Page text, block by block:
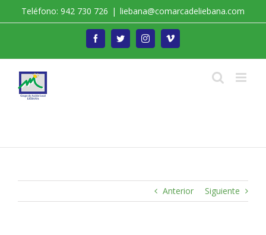
Teléfono: 942 730 726 | liebana@comarcadeliebana.com
FacebookTwitterInstagramVimeo
Anterior Siguiente